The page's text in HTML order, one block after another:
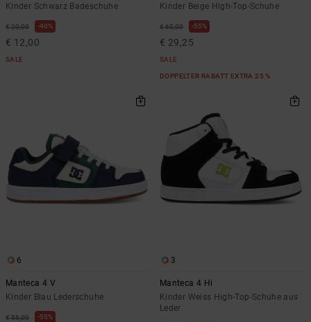
Kinder Schwarz Badeschuhe
€ 20,00 40%
€ 12,00
SALE
Kinder Beige High-Top-Schuhe
€ 65,00 55%
€ 29,25
SALE
DOPPELTER RABATT EXTRA 25 %
6
Manteca 4 V
Kinder Blau Lederschuhe
€ 55,00 55%
3
Manteca 4 Hi
Kinder Weiss High-Top-Schuhe aus
Leder